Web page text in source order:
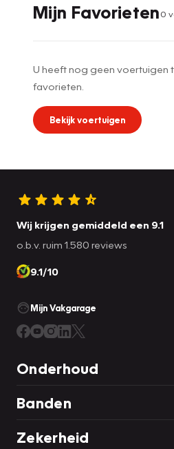
Mijn Favorieten0
U heeft nog geen
favorieten.
Bekijk voertuigen
Wij krijgen gemiddeld een 9.1
o.b.v. ruim 1.580 reviews
9.1/10
Mijn Vakgarage
Onderhoud
Banden
Zekerheid